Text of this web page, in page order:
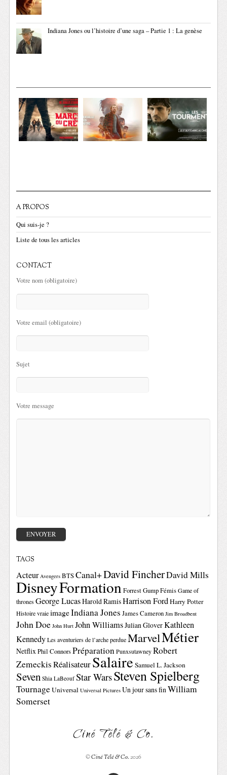
Indiana Jones ou l’histoire d’une saga – Partie 1 : La genèse
A PROPOS
Qui suis-je ?
Liste de tous les articles
CONTACT
Votre nom (obligatoire)
Votre email (obligatoire)
Sujet
Votre message
TAGS
Acteur Avengers BTSCanal+David FincherDavid Mills
DisneyFormationForrest GumpFémis Game of
thrones George LucasHarold RamisHarrison FordHarry Potter
Histoire vraie imageIndiana Jones James Cameron Jim Broadbent
John Doe John Hurt John WilliamsJulian GloverKathleen
Kennedy Les aventuriers de l’arche perdue MarvelMétier
NetflixPhil ConnorsPréparation Punxsutawney Robert
ZemeckisRéalisateurSalaire Samuel L. Jackson
Seven Shia LaBeouf Star WarsSteven Spielberg
TournageUniversal Universal Pictures Un jour sans finWilliam
Somerset
Ciné Télé & Co.
©Ciné Télé & Co.2026